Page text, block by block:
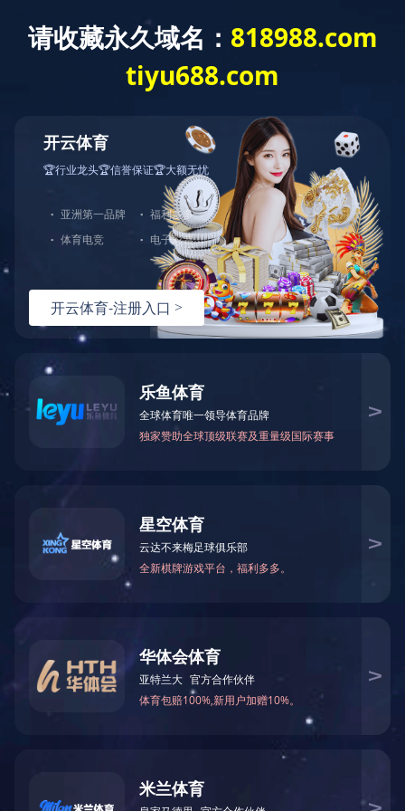
企业文化
使命 ：助力中国成为世界智造强国
：成为中国模范幸福企业
价值观：成就客户，成就员工
直 线：0512-57452666
EMAIL：mag@shinlone.com.cn
地 址：昆山市张浦镇晏公埭巷90号
热线：151-9017-0656